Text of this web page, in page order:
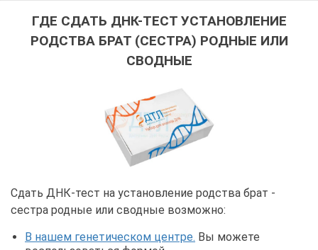
ГДЕ СДАТЬ ДНК-ТЕСТ УСТАНОВЛЕНИЕ
РОДСТВА БРАТ (СЕСТРА) РОДНЫЕ ИЛИ
СВОДНЫЕ
Сдать ДНК-тест на установление родства брат -
сестра родные или сводные возможно:
В нашем генетическом центре. Вы можете